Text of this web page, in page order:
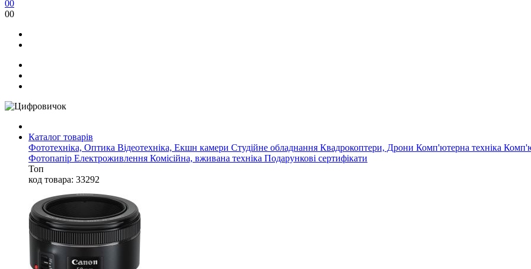
00
00
Каталог товарів
Фототехніка, Оптика Відеотехніка, Екшн камери Студійне обладнання Квадрокоптери, Дрони Комп'ютерна техніка
Фотопапір Електроживлення Комісійна, вживана техніка Подарункові сертифікати
Топ
код товара: 33292